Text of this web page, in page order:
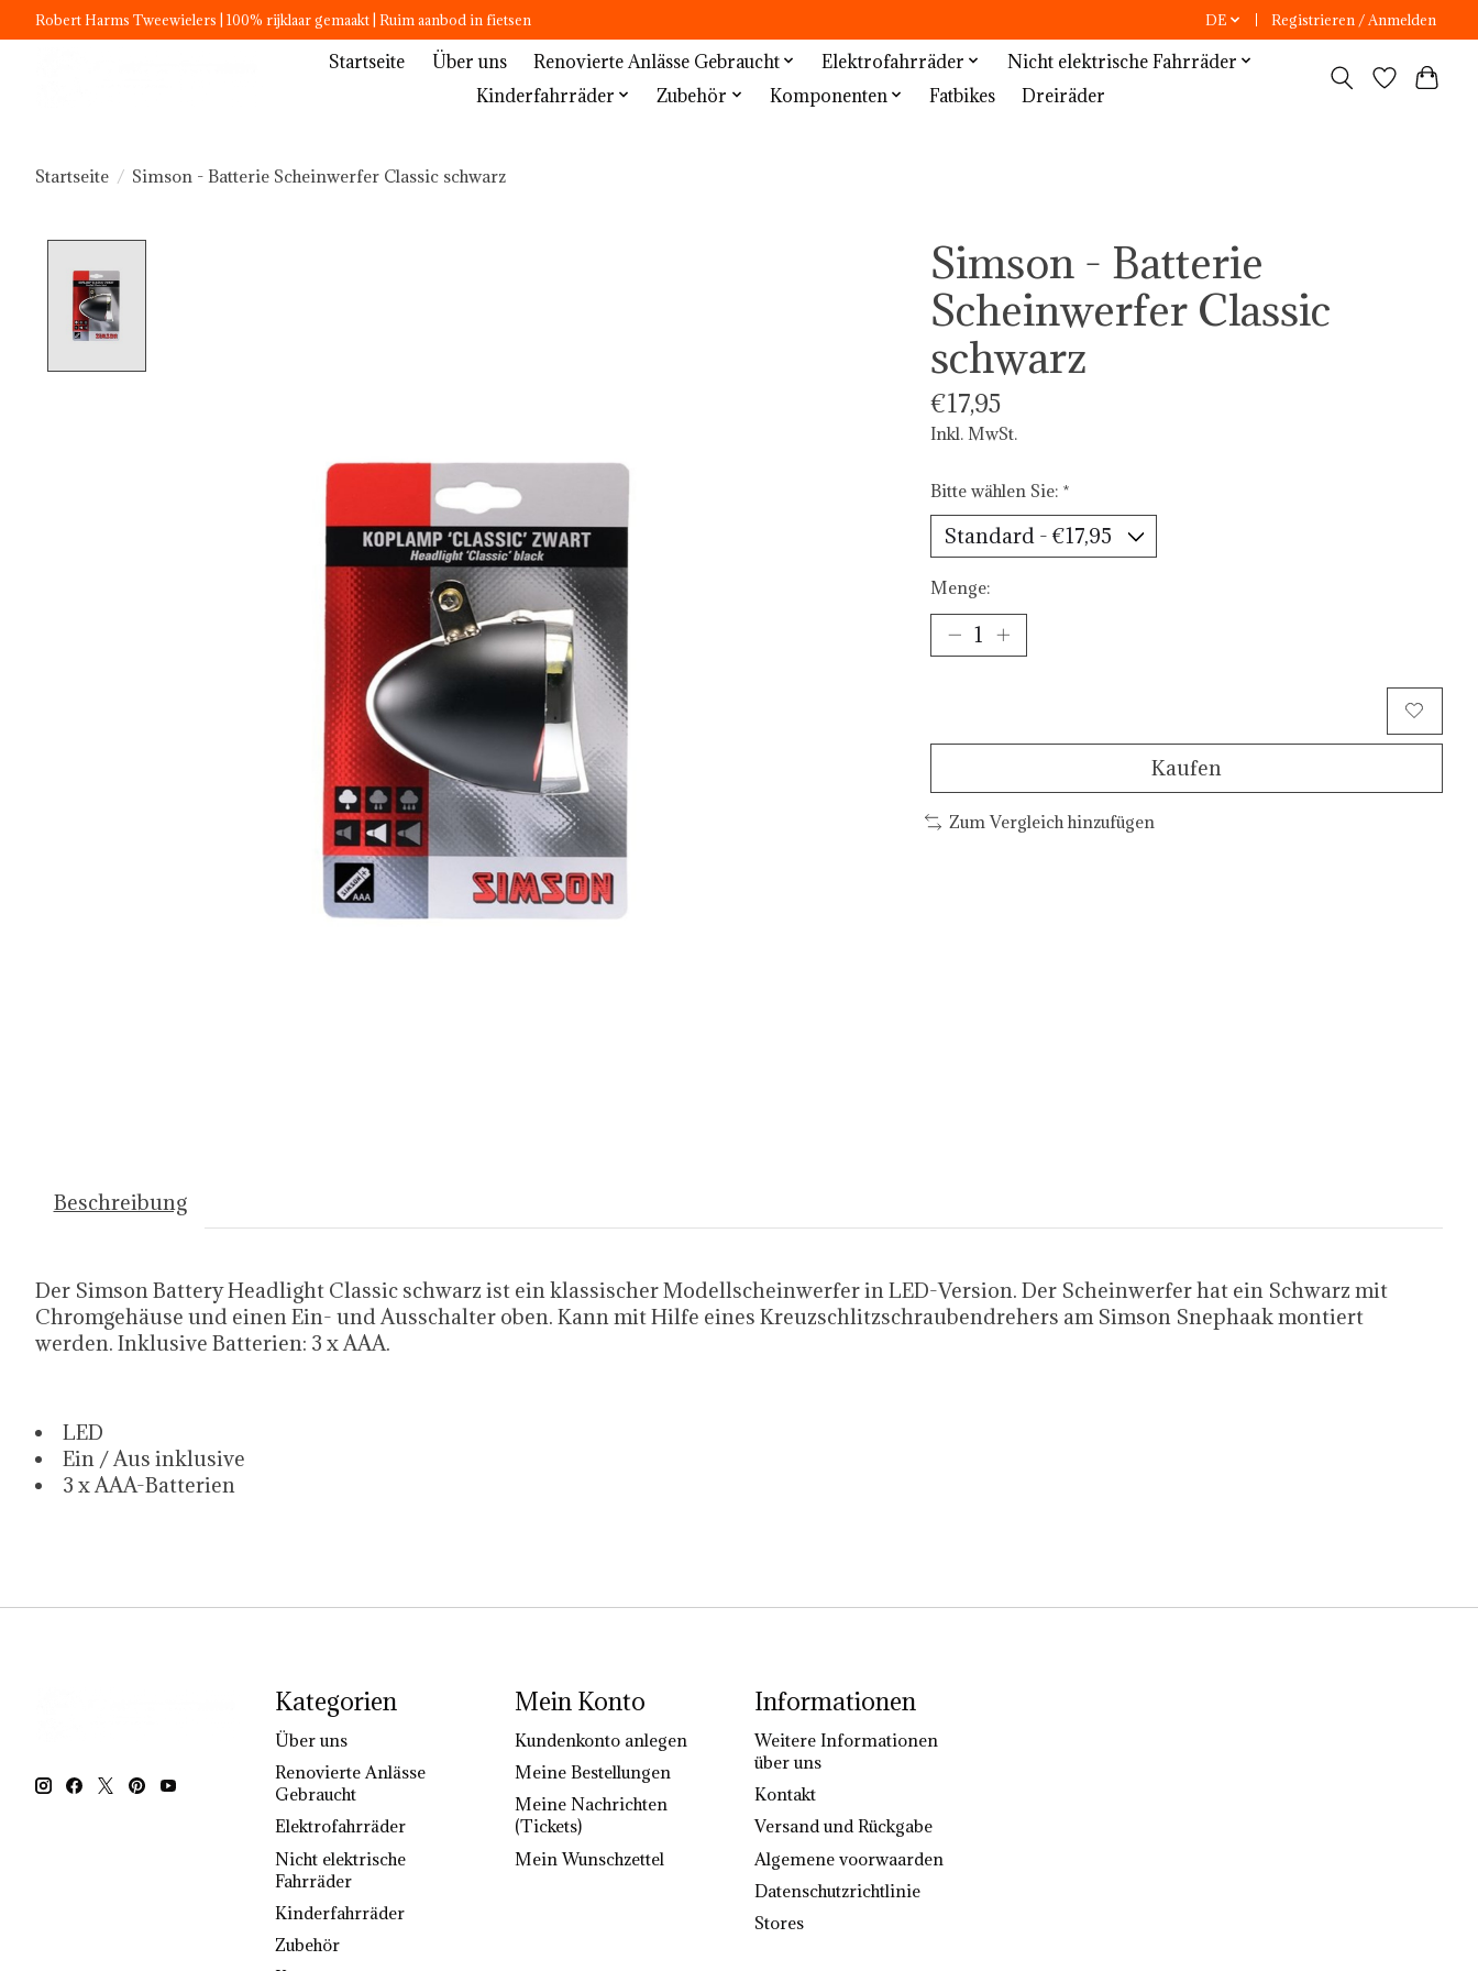
Robert Harms Tweewielers | 100% rijklaar gemaakt | Ruim aanbod in fietsen DE Registrieren / Anmelden
Startseite Über uns Renovierte Anlässe Gebraucht Elektrofahrräder
Nicht elektrische Fahrräder
Kinderfahrräder
Zubehör Komponenten Fatbikes Dreiräder
Startseite / Simson - Batterie Scheinwerfer Classic schwarz
Simson - Batterie
Scheinwerfer Classic
schwarz
€17,95
Inkl. MwSt.
Bitte wählen Sie: *
Menge:
Kaufen
Zum Vergleich hinzufügen
Beschreibung
Der Simson Battery Headlight Classic schwarz ist ein klassischer Modellscheinwerfer in LED-Version. Der Scheinwerfer hat ein Schwarz mit
Chromgehäuse und einen Ein- und Ausschalter oben. Kann mit Hilfe eines Kreuzschlitzschraubendrehers am Simson Snephaak montiert
werden. Inklusive Batterien: 3 x AAA.
LED
Ein / Aus inklusive
3 x AAA-Batterien
Kategorien
Über uns
Renovierte Anlässe
Gebraucht
Elektrofahrräder
Nicht elektrische
Fahrräder
Kinderfahrräder
Zubehör
Mein Konto
Kundenkonto anlegen
Meine Bestellungen
Meine Nachrichten
(Tickets)
Mein Wunschzettel
Informationen
Weitere Informationen
über uns
Kontakt
Versand und Rückgabe
Algemene voorwaarden
Datenschutzrichtlinie
Stores